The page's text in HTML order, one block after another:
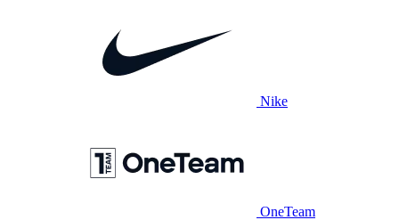
Nike
OneTeam